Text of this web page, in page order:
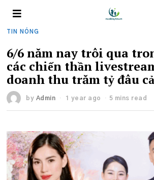
TIN NÓNG
6/6 năm nay trôi qua
các chiến thần
doanh thu trăm tỷ đâu
by Admin 1 year ago 5 mins read